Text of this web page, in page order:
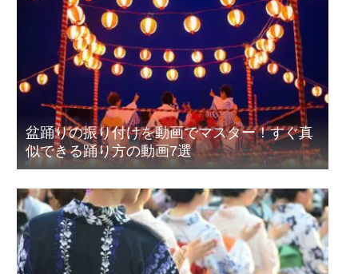
盆踊りの振り付けを動画でマスター！すぐ真
似できる踊り方の動画7選